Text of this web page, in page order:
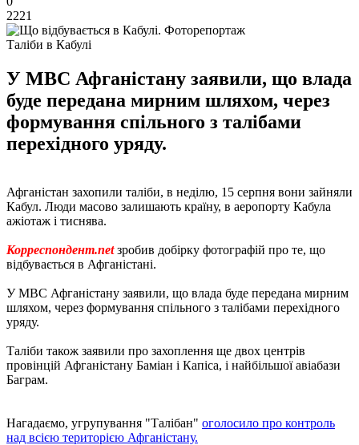
2221
Таліби в Кабулі
У МВС Афганістану заявили, що влада
буде передана мирним шляхом, через
формування спільного з талібами
перехідного уряду.
Афганістан захопили таліби, в неділю, 15 серпня вони зайняли
Кабул. Люди масово залишають країну, в аеропорту Кабула
ажіотаж і тиснява.
Корреспондент.netзробив добірку фотографій про те, що
відбувається в Афганістані.
У МВС Афганістану заявили, що влада буде передана мирним
шляхом, через формування спільного з талібами перехідного
уряду.
Таліби також заявили про захоплення ще двох центрів
провінцій Афганістану Баміан і Капіса, і найбільшої авіабази
Баграм.
Нагадаємо, угрупування "Талібан" оголосило про контроль
над всією територією Афганістану.